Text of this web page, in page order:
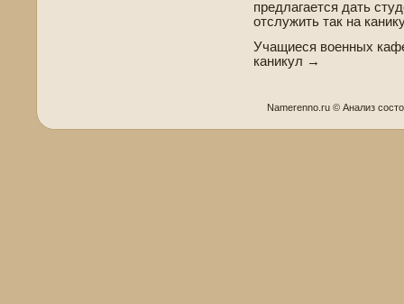
предлагается дать
отслужить так на
Учащиеся военных
каникул →
Namerenno.ru © Анализ